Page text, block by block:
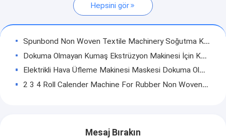
Hepsini gör
Spunbond Non Woven Textile Machinery Soğutma Kulesi Makineleri Büyük Boy
Dokuma Olmayan Kumaş Ekstrüzyon Makinesi İçin Kabine Hava Rolü Makinesi
Elektrikli Hava Üfleme Makinesi Maskesi Dokuma Olmayan Tekstil Makineleri
2 3 4 Roll Calender Machine For Rubber Non Woven Calendar Hot Rolling High Speed
Ultrasonik Temizleyici Makinesi Non Woven Tekstil Makineleri Fabrikası
Mesaj Bırakın